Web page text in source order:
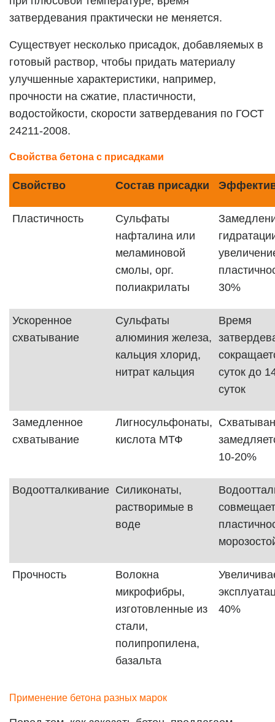
затвердевания практически не меняется.
Существует несколько присадок, добавляемых в
готовый раствор, чтобы придать материалу
улучшенные характеристики, например,
прочности на сжатие, пластичности,
водостойкости, скорости затвердевания по ГОСТ
24211-2008.
Свойства бетона с присадками
Свойство Состав присадки
Пластичность
Сульфаты
нафталина или
меламиновой
смолы, орг.
полиакрилаты
30%
Ускоренное
схватывание
Сульфаты
алюминия железа,
кальция хлорид,
нитрат кальция
Время
суток до
суток
Замедленное
схватывание
Лигносульфонаты,
кислота МТФ
10-20%
Водоотталкивание Силиконаты,
растворимые в
воде
Прочность
Волокна
микрофибры,
изготовленные из
стали,
полипропилена,
базальта
40%
Применение бетона разных марок